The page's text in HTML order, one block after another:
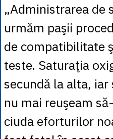
„Administrarea de
urmăm paşii
de compatibilitate
teste. Saturaţia
secundă la alta,
nu mai reuşeam
ciuda eforturilor